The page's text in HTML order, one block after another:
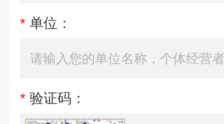
* 单位：
* 验证码：